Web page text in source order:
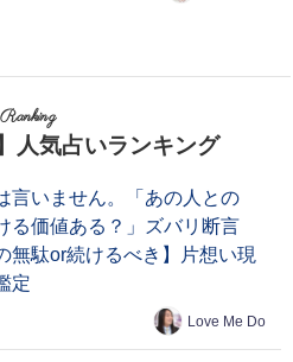
Ranking
人気占いランキング
言いません。「あの人との
る価値ある？」ズバリ断言
無駄or続けるべき】片想い現
定
Love Me Do